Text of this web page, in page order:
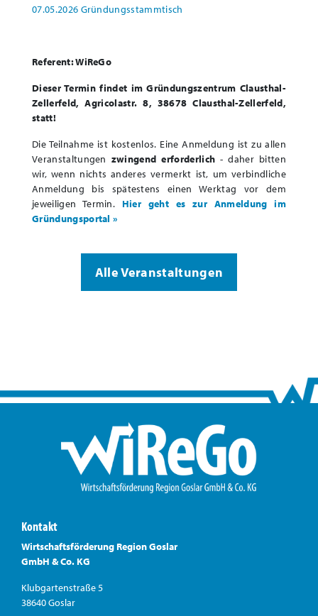
07.05.2026 Gründungsstammtisch
Referent: WiReGo
Dieser Termin findet im Gründungszentrum Clausthal-
Zellerfeld, Agricolastr. 8, 38678 Clausthal-Zellerfeld,
statt!
Die Teilnahme ist kostenlos. Eine Anmeldung ist zu allen
Veranstaltungen zwingend erforderlich - daher bitten
wir, wenn nichts anderes vermerkt ist, um verbindliche
Anmeldung bis spätestens einen Werktag vor dem
jeweiligen Termin. Hier geht es zur Anmeldung im
Gründungsportal »
Alle Veranstaltungen
Kontakt
Wirtschaftsförderung Region Goslar
GmbH & Co. KG
Klubgartenstraße 5
38640 Goslar